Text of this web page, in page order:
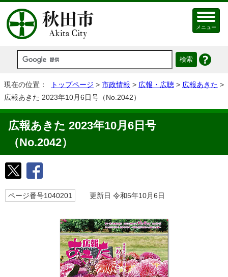
メニュー
現在の位置： トップページ > 市政情報 > 広報・広聴 > 広報あきた >
広報あきた 2023年10月6日号（No.2042）
広報あきた 2023年10月6日号
（No.2042）
ページ番号1040201 更新日 令和5年10月6日